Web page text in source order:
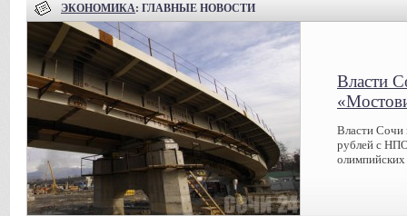
ЭКОНОМИКА: ГЛАВНЫЕ НОВОСТИ
Власти
Власти Сочи
рублей с
олимпийских